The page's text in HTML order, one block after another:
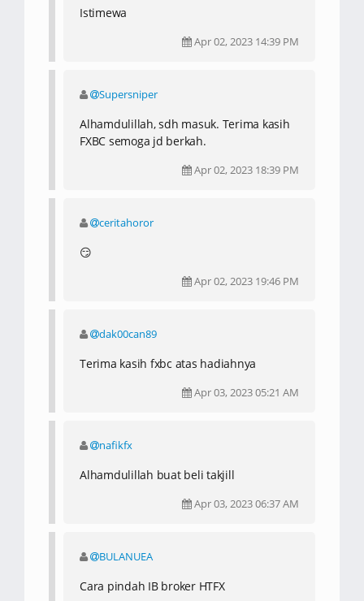
Istimewa
Apr 02, 2023 14:39 PM
Supersniper
Alhamdulillah, sdh masuk. Terima kasih
FXBC semoga jd berkah.
Apr 02, 2023 18:39 PM
ceritahoror
😏
Apr 02, 2023 19:46 PM
dak00can89
Terima kasih fxbc atas hadiahnya
Apr 03, 2023 05:21 AM
nafikfx
Alhamdulillah buat beli takjill
Apr 03, 2023 06:37 AM
BULANUEA
Cara pindah IB broker HTFX